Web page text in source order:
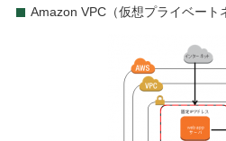
Amazon VPC（仮想プライベート